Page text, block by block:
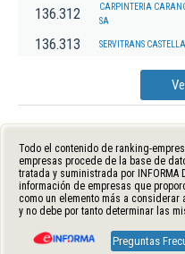
136.312
CARPINTERIA
SA
136.313 SERVITRANS
Todo el contenido de ranking-
empresas procede de la base de
tratada y suministrada por INFORMA
información de empresas que
como un elemento más a
y no debe por tanto determinar las
Preguntas